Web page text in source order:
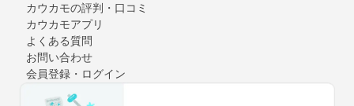
カウカモの評判・口コミ
カウカモアプリ
よくある質問
お問い合わせ
会員登録・ログイン